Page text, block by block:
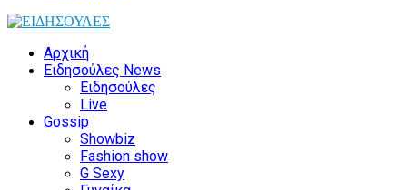
Αρχική
Ειδησούλες News
Ειδησούλες
Live
Gossip
Showbiz
Fashion show
G Sexy